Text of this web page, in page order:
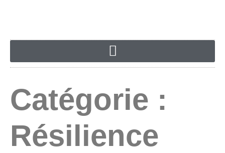
Catégorie :
Résilience